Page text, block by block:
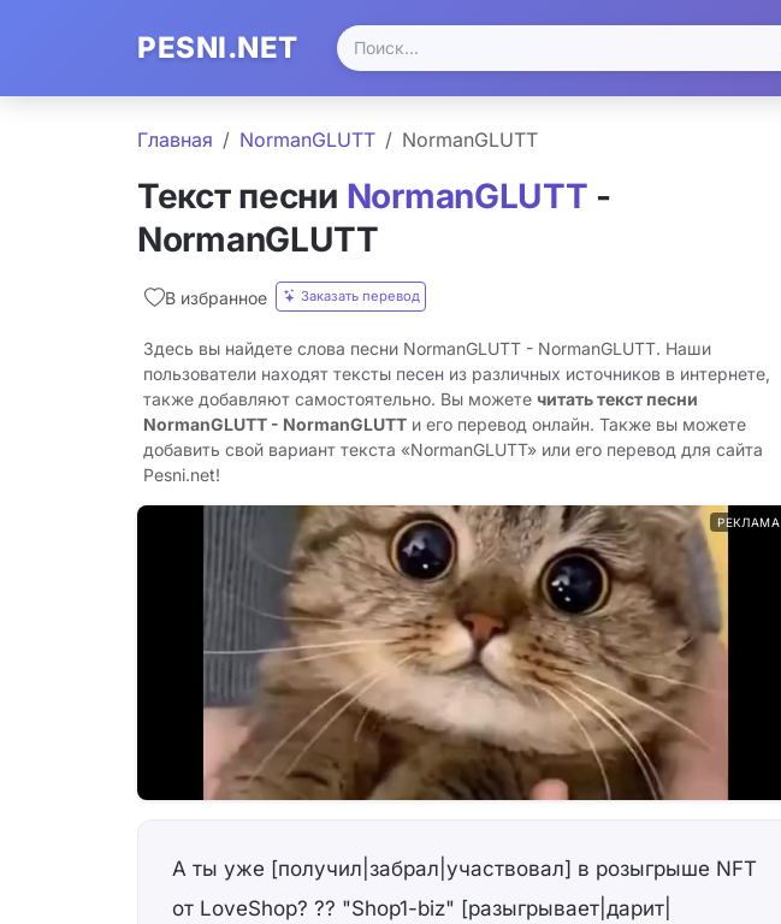
PESNI.NET
Главная NormanGLUTT NormanGLUTT
Текст песни NormanGLUTT -
NormanGLUTT
В избранное Заказать перевод
Здесь вы найдете слова песни NormanGLUTT - NormanGLUTT. Наши
пользователи находят тексты песен из различных источников в интернете,
также добавляют самостоятельно. Вы можете читать текст песни
NormanGLUTT - NormanGLUTT и его перевод онлайн. Также вы можете
добавить свой вариант текста «NormanGLUTT» или его перевод для сайта
Pesni.net!
РЕКЛАМА
А ты уже [получил|забрал|участвовал] в розыгрыше NFT
от LoveShop? ?? "Shop1-biz" [разыгрывает|дарит|